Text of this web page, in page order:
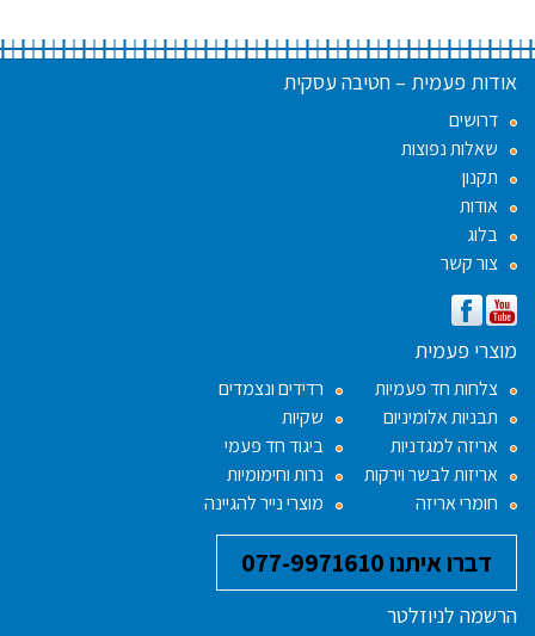
אודות פעמית – חטיבה עסקית
דרושים
שאלות נפוצות
תקנון
אודות
בלוג
צור קשר
מוצרי פעמית
צלחות חד פעמיות
תבניות אלומיניום
אריזה למגדניות
אריזות לבשר וירקות
חומרי אריזה
רדידים ונצמדים
שקיות
ביגוד חד פעמי
נרות וחימומיות
מוצרי נייר להגיינה
דברו איתנו 077-9971610
הרשמה לניוזלטר